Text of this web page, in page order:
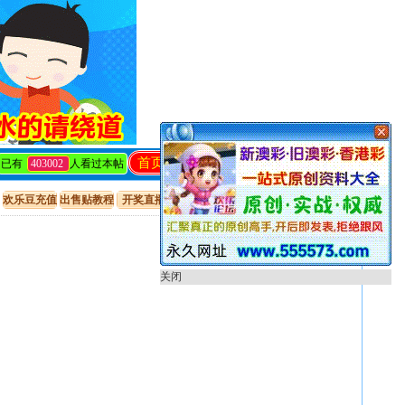
关闭
编辑
发帖
回复
首页
已有 403002 人看过本帖
欢乐豆充值 出售贴教程 开奖直播 只看楼主 倒序阅读 使用道具
关闭